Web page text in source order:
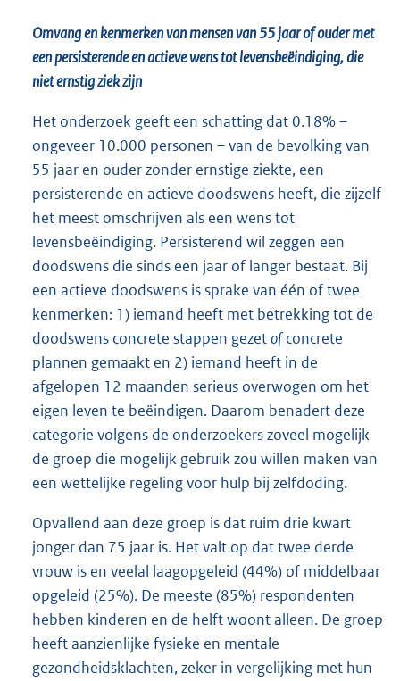
Omvang en kenmerken van mensen van 55 jaar of ouder met
een persisterende en actieve wens tot levensbeëindiging, die
niet ernstig ziek zijn
Het onderzoek geeft een schatting dat 0.18% –
ongeveer 10.000 personen – van de bevolking van
55 jaar en ouder zonder ernstige ziekte, een
persisterende en actieve doodswens heeft, die zijzelf
het meest omschrijven als een wens tot
levensbeëindiging. Persisterend wil zeggen een
doodswens die sinds een jaar of langer bestaat. Bij
een actieve doodswens is sprake van één of twee
kenmerken: 1) iemand heeft met betrekking tot de
doodswens concrete stappen gezetofconcrete
plannen gemaakt en 2) iemand heeft in de
afgelopen 12 maanden serieus overwogen om het
eigen leven te beëindigen. Daarom benadert deze
categorie volgens de onderzoekers zoveel mogelijk
de groep die mogelijk gebruik zou willen maken van
een wettelijke regeling voor hulp bij zelfdoding.
Opvallend aan deze groep is dat ruim drie kwart
jonger dan 75 jaar is. Het valt op dat twee derde
vrouw is en veelal laagopgeleid (44%) of middelbaar
opgeleid (25%). De meeste (85%) respondenten
hebben kinderen en de helft woont alleen. De groep
heeft aanzienlijke fysieke en mentale
gezondheidsklachten, zeker in vergelijking met hun